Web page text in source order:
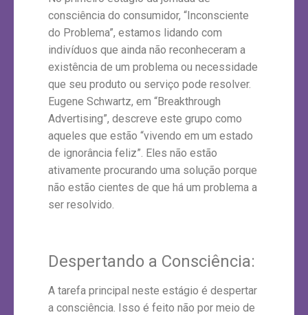
consciência do consumidor, “Inconsciente
do Problema”, estamos lidando com
indivíduos que ainda não reconheceram a
existência de um problema ou necessidade
que seu produto ou serviço pode resolver.
Eugene Schwartz, em “Breakthrough
Advertising”, descreve este grupo como
aqueles que estão “vivendo em um estado
de ignorância feliz”. Eles não estão
ativamente procurando uma solução porque
não estão cientes de que há um problema a
ser resolvido.
Despertando a Consciência:
A tarefa principal neste estágio é despertar
a consciência. Isso é feito não por meio de